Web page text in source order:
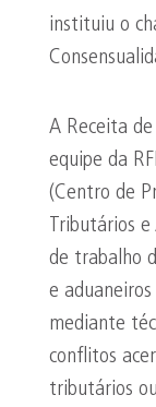
instituiu o
A Receita
equipe da
(Centro de
Tributários
de trabalho
e
mediante
conflitos
tributários